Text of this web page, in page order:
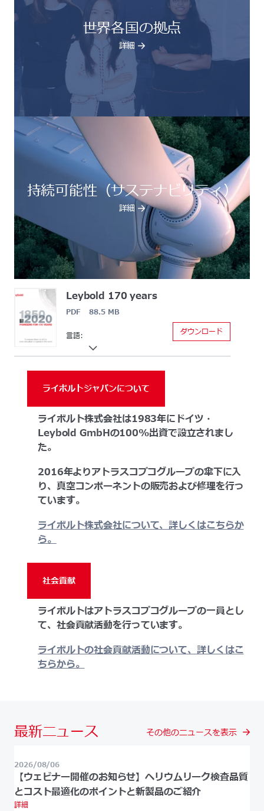
世界各国の拠点
詳細
持続可能性（サステナビリティ）
詳細
Leybold 170 years
PDF 88.5 MB
言語: ダウンロード
ライボルトジャパンについて
ライボルト株式会社は1983年にドイツ・
Leybold GmbHの100%出資で設立されまし
た。
2016年よりアトラスコプコグループの傘下に入
り、真空コンポーネントの販売および修理を行っ
ています。
ライボルト株式会社について、詳しくはこちらか
ら。
社会貢献
ライボルトはアトラスコプコグループの一員とし
て、社会貢献活動を行っています。
ライボルトの社会貢献活動について、詳しくはこ
ちらから。
最新ニュース その他のニュースを表示
2026/08/06
【ウェビナー開催のお知らせ】ヘリウムリーク検査品質
とコスト最適化のポイントと新製品のご紹介
詳細